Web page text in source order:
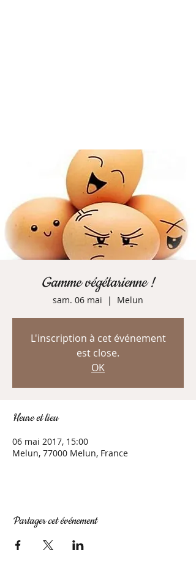
Gamme végétarienne !
sam. 06 mai
  |
Melun
L'inscription à cet événement
est close.
OK
Heure et lieu
06 mai 2017, 15:00
Melun, 77000 Melun, France
Partager cet événement